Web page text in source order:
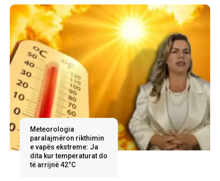
Meteorologia
paralajmëron rikthimin
e vapës ekstreme: Ja
dita kur temperaturat do
të arrijnë 42°C